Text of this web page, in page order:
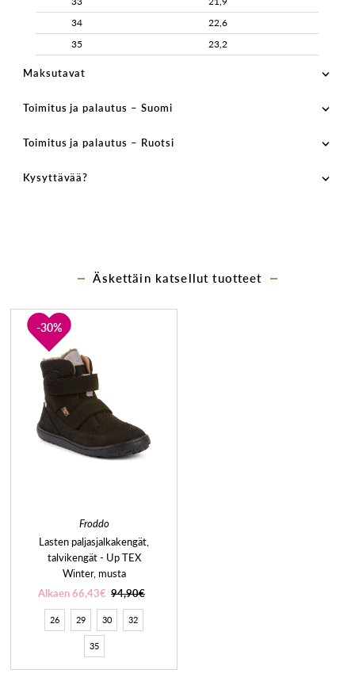
34
22,6
35
23,2
Maksutavat
Toimitus ja palautus – Suomi
Toimitus ja palautus – Ruotsi
Kysyttävää?
Äskettäin katsellut tuotteet
30%
Froddo
Lasten paljasjalkakengät,
talvikengät - Up TEX
Winter, musta
Alkaen 66,43€ 94,90€
26 29 30 32
35